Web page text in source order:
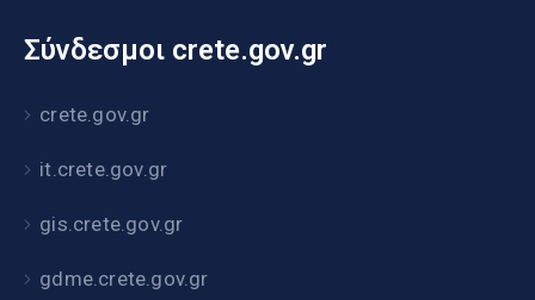
Σύνδεσμοι crete.gov.gr
crete.gov.gr
it.crete.gov.gr
gis.crete.gov.gr
gdme.crete.gov.gr